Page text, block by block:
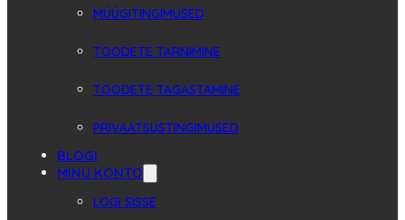
MÜÜGITINGIMUSED
TOODETE TARNIMINE
TOODETE TAGASTAMINE
PRIVAATSUSTINGIMUSED
BLOGI
MINU KONTO
LOGI SISSE